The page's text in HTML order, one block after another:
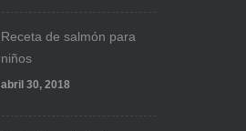
Receta de salmón para
niños
abril 30, 2018